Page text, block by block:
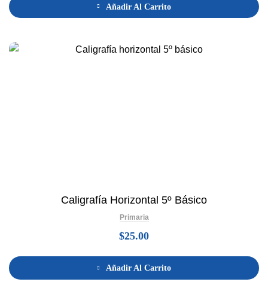
Añadir Al Carrito
Caligrafía Horizontal 5º Básico
Primaria
$25.00
Añadir Al Carrito